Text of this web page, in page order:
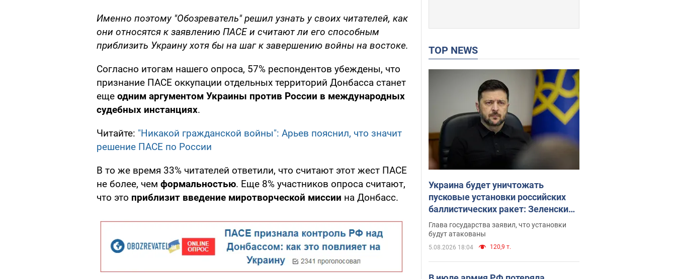
Именно поэтому "Обозреватель" решил узнать у своих читателей, как
они относятся к заявлению ПАСЕ и считают ли его способным
приблизить Украину хотя бы на шаг к завершению войны на востоке.
Согласно итогам нашего опроса, 57% респондентов убеждены, что
признание ПАСЕ оккупации отдельных территорий Донбасса станет
еще одним аргументом Украины против России в международных
судебных инстанциях.
Читайте: "Никакой гражданской войны": Арьев пояснил, что значит
решение ПАСЕ по России
В то же время 33% читателей ответили, что считают этот жест ПАСЕ
не более, чем формальностью. Еще 8% участников опроса считают,
что это приблизит введение миротворческой миссии на Донбасс.
TOP NEWS
Украина будет уничтожать
пусковые установки российских
баллистических ракет: Зеленский
провел заседание СНБО
Глава государства заявил, что установки
будут атакованы
5.08.2026 18:04 120,9 т.